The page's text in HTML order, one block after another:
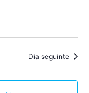
Dia seguinte